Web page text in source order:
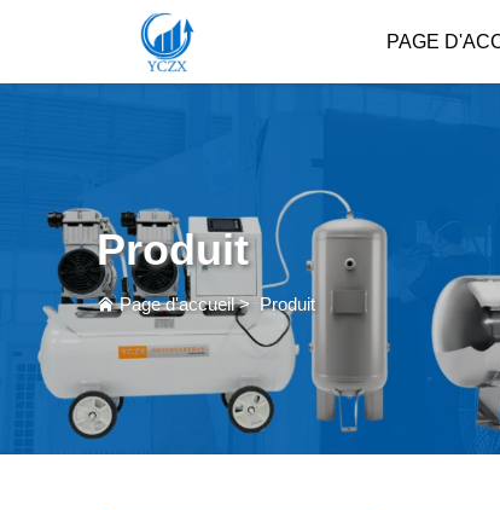
PAGE
Produit
Page d'accueil> Produit